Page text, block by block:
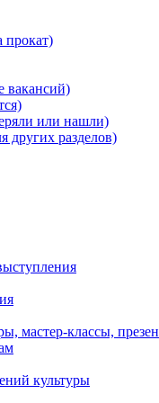
прокат)
вакансий)
или нашли)
других разделов)
мастер-классы,
культуры